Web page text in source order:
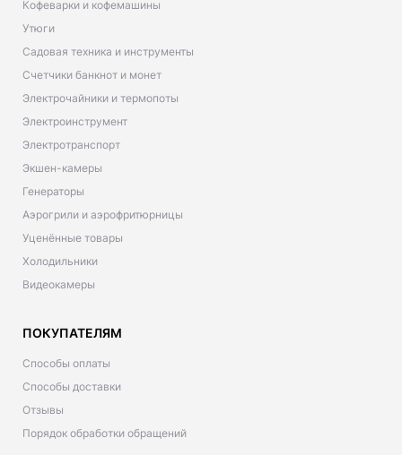
Кофеварки и кофемашины
Утюги
Садовая техника и инструменты
Счетчики банкнот и монет
Электрочайники и термопоты
Электроинструмент
Электротранспорт
Экшен-камеры
Генераторы
Аэрогрили и аэрофритюрницы
Уценённые товары
Холодильники
Видеокамеры
ПОКУПАТЕЛЯМ
Способы оплаты
Способы доставки
Отзывы
Порядок обработки обращений